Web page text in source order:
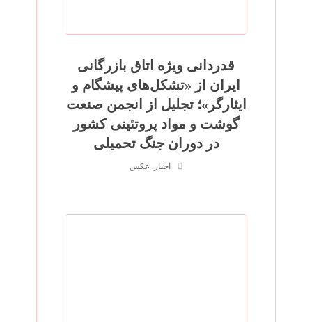
قدردانی ویژه اتاق بازرگانی
ایران از «تشکل‌های پیشگام و
ایثارگر»؛ تجلیل از انجمن صنعت
گوشت و مواد پروتئینی کشور
در دوران جنگ تحمیلی
اخبار عکس